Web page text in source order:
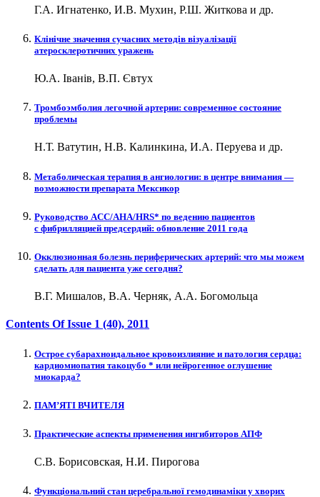
Г.А. Игнатенко, И.В. Мухин, Р.Ш. Житкова и др.
Клінічне значення сучасних методів візуалізації
атеросклеротичних уражень
Ю.А. Іванів, В.П. Євтух
Тромбоэмболия легочной артерии: современное состояние
проблемы
Н.Т. Ватутин, Н.В. Калинкина, И.А. Перуева и др.
Метаболическая терапия в ангиологии: в центре внимания —
возможности препарата Мексикор
Руководство ACC/AHA/HRS* по ведению пациентов
с фибрилляцией предсердий: обновление 2011 года
Окклюзионная болезнь периферических артерий: что мы можем
сделать для пациента уже сегодня?
В.Г. Мишалов, В.А. Черняк, А.А. Богомольца
Contents Of Issue 1 (40), 2011
Острое субарахноидальное кровоизлияние и патология сердца:
кардиомиопатия такоцубо * или нейрогенное оглушение
миокарда?
ПАМ’ЯТІ ВЧИТЕЛЯ
Практические аспекты применения ингибиторов АПФ
С.В. Борисовская, Н.И. Пирогова
Функціональний стан церебральної гемодинаміки у хворих